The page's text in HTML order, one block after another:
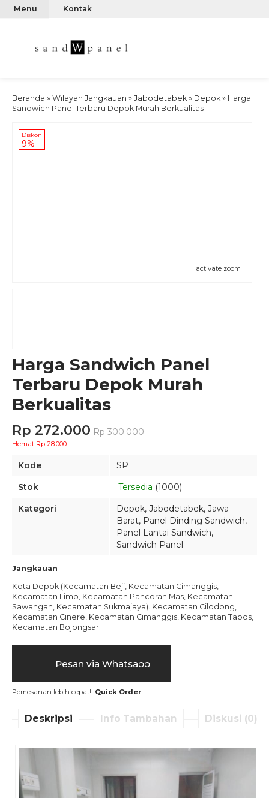
Menu Kontak
Beranda » Wilayah Jangkauan » Jabodetabek » Depok » Harga
Sandwich Panel Terbaru Depok Murah Berkualitas
activate zoom
Diskon
9%
Harga Sandwich Panel
Terbaru Depok Murah
Berkualitas
Rp 272.000 Rp 300.000
Hemat Rp 28.000
Kode
SP
Stok
Tersedia (1000)
Kategori
Depok, Jabodetabek, Jawa
Barat, Panel Dinding Sandwich,
Panel Lantai Sandwich,
Sandwich Panel
Jangkauan
Kota Depok (Kecamatan Beji, Kecamatan Cimanggis,
Kecamatan Limo, Kecamatan Pancoran Mas, Kecamatan
Sawangan, Kecamatan Sukmajaya). Kecamatan Cilodong,
Kecamatan Cinere, Kecamatan Cimanggis, Kecamatan Tapos,
Kecamatan Bojongsari
Pesan via Whatsapp
Pemesanan lebih cepat! Quick Order
Deskripsi Info Tambahan Diskusi (0)